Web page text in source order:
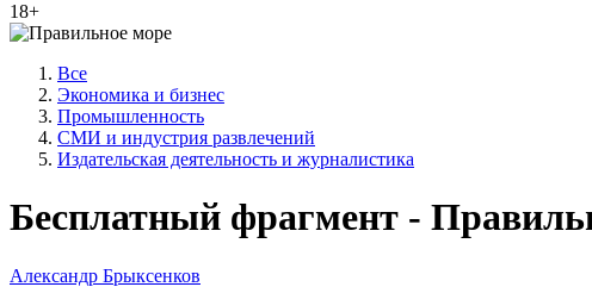
18+
Все
Экономика и бизнес
Промышленность
СМИ и индустрия развлечений
Издательская деятельность и журналистика
Бесплатный фрагмент -
Александр Брыксенков